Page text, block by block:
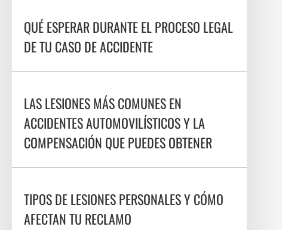
QUÉ ESPERAR DURANTE EL PROCESO LEGAL
DE TU CASO DE ACCIDENTE
LAS LESIONES MÁS COMUNES EN
ACCIDENTES AUTOMOVILÍSTICOS Y LA
COMPENSACIÓN QUE PUEDES OBTENER
TIPOS DE LESIONES PERSONALES Y CÓMO
AFECTAN TU RECLAMO